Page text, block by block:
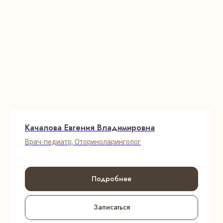
Качалова Евгения Владимировна
Врач-педиатр, Оториноларинголог
Подробнее
Записаться